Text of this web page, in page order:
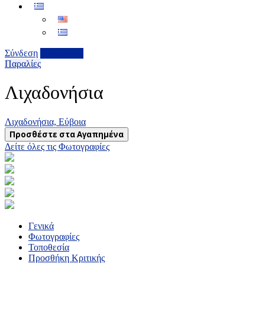
Σύνδεση
Παραλίες
Λιχαδονήσια
Λιχαδονήσια, Εύβοια
Προσθέστε στα Αγαπημένα
Δείτε όλες τις Φωτογραφίες
Γενικά
Φωτογραφίες
Τοποθεσία
Προσθήκη Κριτικής